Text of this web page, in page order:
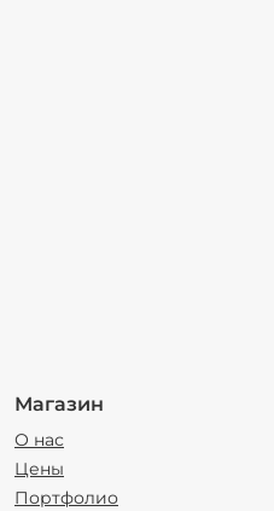
Магазин
О нас
Цены
Портфолио